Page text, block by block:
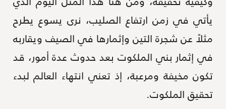
يأتي في زمن ارتفاع الصليب، نرى يسوع يطرح
مثلاً عن شجرة التين وإثمارها في الصيف ويقاربه
في إثمار بني الملكوت بعد حدوث عدة أمور، قد
تكون مخيفة ومرعبة، إذ تعني انتهاء العالم لبدء
تحقيق الملكوت.